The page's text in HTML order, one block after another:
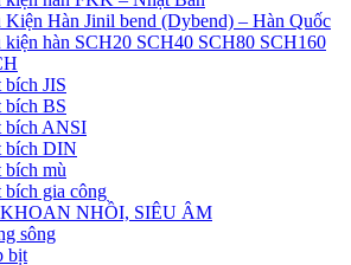
Kiện Hàn Jinil bend (Dybend) – Hàn Quốc
kiện hàn SCH20 SCH40 SCH80 SCH160
bích JIS
bích BS
bích ANSI
bích DIN
bích mù
bích gia công
NHỒI, SIÊU ÂM
sông
bịt